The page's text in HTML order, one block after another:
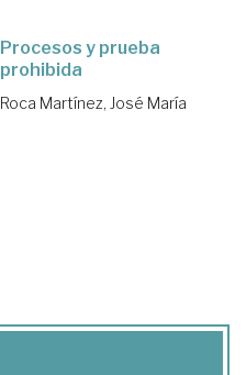
Procesos y prueba
prohibida
Roca Martínez, José María